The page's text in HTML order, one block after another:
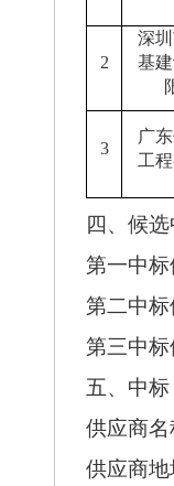
2
深
基
3
广
工
四、候
第一中标
第二中标
第三中标
五、中
供应商名
供应商地